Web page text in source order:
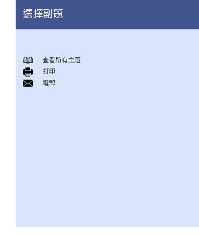
選擇副題
A. 火葬
B. 骨灰安置所（靈灰安置所）
C. 土葬
查看所有主題
打印
電郵